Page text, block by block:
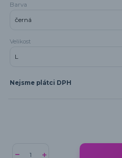
Barva
Velikost
Nejsme plátci DPH